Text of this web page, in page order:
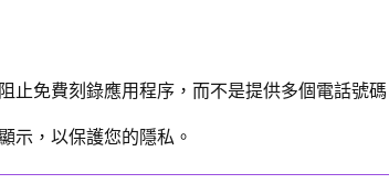
免費刻錄應用程序，而不是提供多個電話號
示，以保護您的隱私。